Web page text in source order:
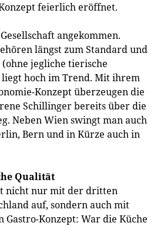
feierlich eröffnet.
angekommen.
längst zum Standard und
jegliche tierische
hoch im Trend. Mit ihrem
Konzept überzeugen die
Schillinger bereits über die
Neben Wien swingt man auch
Bern und in Kürze auch in
Qualität
nicht nur mit der dritten
auf, sondern auch mit
Gastro-Konzept: War die Küche